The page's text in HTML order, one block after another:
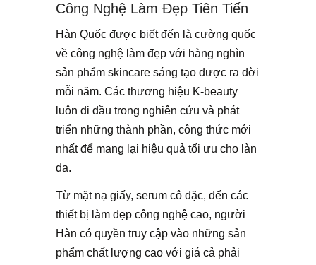
Công Nghệ Làm Đẹp Tiên Tiến
Hàn Quốc được biết đến là cường quốc
về công nghệ làm đẹp với hàng nghìn
sản phẩm skincare sáng tạo được ra đời
mỗi năm. Các thương hiệu K-beauty
luôn đi đầu trong nghiên cứu và phát
triển những thành phần, công thức mới
nhất để mang lại hiệu quả tối ưu cho làn
da.
Từ mặt nạ giấy, serum cô đặc, đến các
thiết bị làm đẹp công nghệ cao, người
Hàn có quyền truy cập vào những sản
phẩm chất lượng cao với giá cả phải